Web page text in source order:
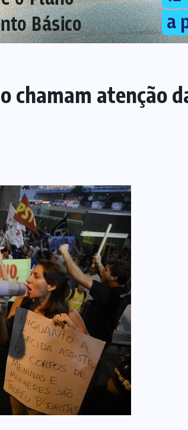
chamam atenção